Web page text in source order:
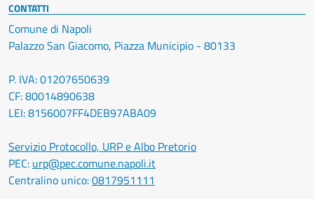
CONTATTI
Comune di Napoli
Palazzo San Giacomo, Piazza Municipio - 80133
P. IVA: 01207650639
CF: 80014890638
LEI: 8156007FF4DEB97ABA09
Servizio Protocollo, URP e Albo Pretorio
PEC: urp@pec.comune.napoli.it
Centralino unico:0817951111